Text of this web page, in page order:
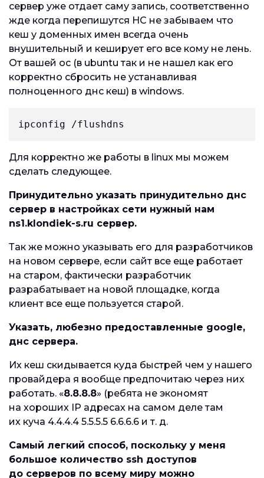
сервер уже отдает саму запись, соответственно
жде когда перепишутся НС не забываем что
кеш у доменных имен всегда очень
внушительный и кеширует его все кому не лень.
От вашей ос (в ubuntu так и не нашел как его
корректно сбросить не устанавливая
полноценного днс кеш) в windows.
ipconfig /flushdns
Для корректно же работы в linux мы можем
сделать следующее.
Принудительно указать принудительно днс
сервер в настройках сети нужный нам
ns1.klondiek-s.ru сервер.
Так же можно указывать его для разработчиков
на новом сервере, если сайт все еще работает
на старом, фактически разработчик
разрабатывает на новой площадке, когда
клиент все еще пользуется старой.
Указать, любезно предоставленные google,
днс сервера.
Их кеш скидывается куда быстрей чем у нашего
провайдера я вообще предпочитаю через них
работать. «8.8.8.8» (ребята не экономят
на хороших IP адресах на самом деле там
их куча 4.4.4.4 5.5.5.5 6.6.6.6 и т. д.
Самый легкий способ, поскольку у меня
большое количество ssh доступов
до серверов по всему миру можно